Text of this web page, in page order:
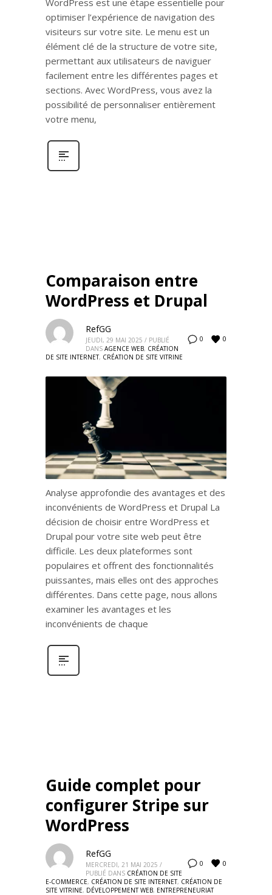
WordPress est une étape essentielle pour
optimiser l’expérience de navigation des
visiteurs sur votre site. Le menu est un
élément clé de la structure de votre site,
permettant aux utilisateurs de naviguer
facilement entre les différentes pages et
sections. Avec WordPress, vous avez la
possibilité de personnaliser entièrement
votre menu,
Comparaison entre
WordPress et Drupal
0 0
RefGG
JEUDI, 29 MAI 2025 / PUBLIÉ
DANS AGENCE WEB, CRÉATION
DE SITE INTERNET, CRÉATION DE SITE VITRINE
Analyse approfondie des avantages et des
inconvénients de WordPress et Drupal La
décision de choisir entre WordPress et
Drupal pour votre site web peut être
difficile. Les deux plateformes sont
populaires et offrent des fonctionnalités
puissantes, mais elles ont des approches
différentes. Dans cette page, nous allons
examiner les avantages et les
inconvénients de chaque
Guide complet pour
configurer Stripe sur
WordPress
0 0
RefGG
MERCREDI, 21 MAI 2025 /
PUBLIÉ DANS CRÉATION DE SITE
E-COMMERCE, CRÉATION DE SITE INTERNET, CRÉATION DE
SITE VITRINE, DÉVELOPPEMENT WEB, ENTREPRENEURIAT